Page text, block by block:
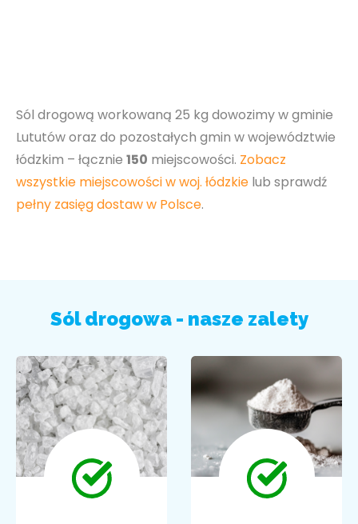
Sól drogową workowaną 25 kg dowozimy w gminie
Lututów oraz do pozostałych gmin w województwie
łódzkim – łącznie 150 miejscowości. Zobacz
wszystkie miejscowości w woj. łódzkie lub sprawdź
pełny zasięg dostaw w Polsce.
Sól drogowa - nasze zalety